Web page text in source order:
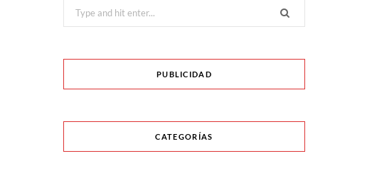
Search
for:
PUBLICIDAD
CATEGORÍAS